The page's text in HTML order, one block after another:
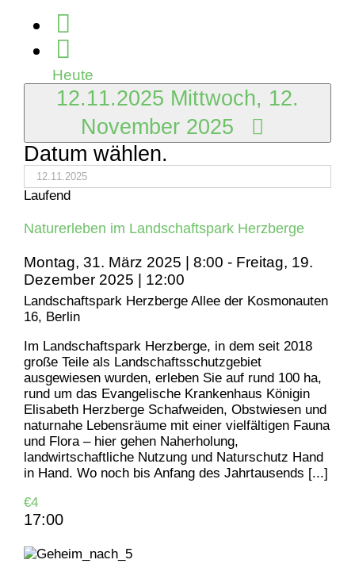
November
2025
Heute
12.11.2025 Mittwoch, 12.
November 2025
Datum wählen.
Laufend
Naturerleben im Landschaftspark Herzberge
Montag, 31. März 2025 | 8:00 - Freitag, 19.
Dezember 2025 | 12:00
Landschaftspark Herzberge Allee der Kosmonauten
16, Berlin
Im Landschaftspark Herzberge, in dem seit 2018
große Teile als Landschaftsschutzgebiet
ausgewiesen wurden, erleben Sie auf rund 100 ha,
rund um das Evangelische Krankenhaus Königin
Elisabeth Herzberge Schafweiden, Obstwiesen und
naturnahe Lebensräume mit einer vielfältigen Fauna
und Flora – hier gehen Naherholung,
landwirtschaftliche Nutzung und Naturschutz Hand
in Hand. Wo noch bis Anfang des Jahrtausends [...]
€4
17:00